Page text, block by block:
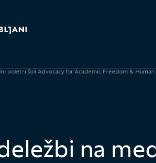
poletni šoli Advocacy for Academic Freedom & Human
na